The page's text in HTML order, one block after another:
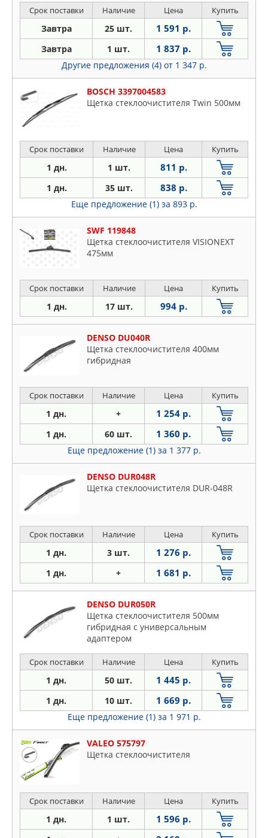
Срок поставки Наличие Цена Купить
Завтра 25 шт. 1 591 р.
Завтра 1 шт. 1 837 р.
Другие предложения (4) от 1 347 р.
BOSCH 3397004583
Щетка стеклоочистителя Twin 500мм
Срок поставки Наличие Цена Купить
1 дн. 1 шт. 811 р.
1 дн. 35 шт. 838 р.
Еще предложение (1) за 893 р.
SWF 119848
Щетка стеклоочистителя VISIONEXT
475мм
Срок поставки Наличие Цена Купить
1 дн. 17 шт. 994 р.
DENSO DU040R
Щетка стеклоочистителя 400мм
гибридная
Срок поставки Наличие Цена Купить
1 дн. + 1 254 р.
1 дн. 60 шт. 1 360 р.
Еще предложение (1) за 1 377 р.
DENSO DUR048R
Щетка стеклоочистителя DUR-048R
Срок поставки Наличие Цена Купить
1 дн. 3 шт. 1 276 р.
1 дн. + 1 681 р.
DENSO DUR050R
Щетка стеклоочистителя 500мм
гибридная с универсальным
адаптером
Срок поставки Наличие Цена Купить
1 дн. 50 шт. 1 445 р.
1 дн. 10 шт. 1 669 р.
Еще предложение (1) за 1 971 р.
VALEO 575797
Щетка стеклоочистителя
Срок поставки Наличие Цена Купить
1 дн. 1 шт. 1 596 р.